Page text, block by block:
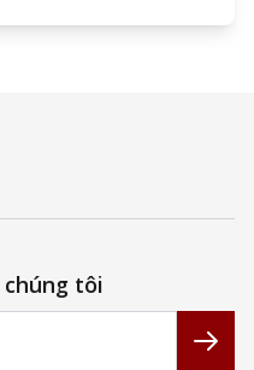
tôi